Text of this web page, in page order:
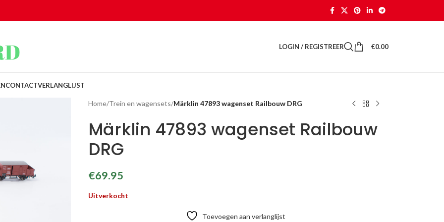
LOGIN / REGISTREER €0.00
CONTACTVERLANGLIJST
Home/Trein en wagensets/Märklin 47893 wagenset Railbouw DRG
Märklin 47893 wagenset Railbouw
DRG
€69.95
Uitverkocht
Toevoegen aan verlanglijst